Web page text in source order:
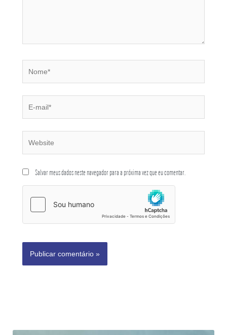
Salvar meus dados neste navegador para a próxima vez que eu comentar.